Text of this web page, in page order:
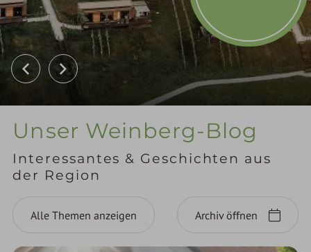
Unser Weinberg-Blog
Interessantes & Geschichten aus
der Region
Alle Themen anzeigen Archiv öffnen